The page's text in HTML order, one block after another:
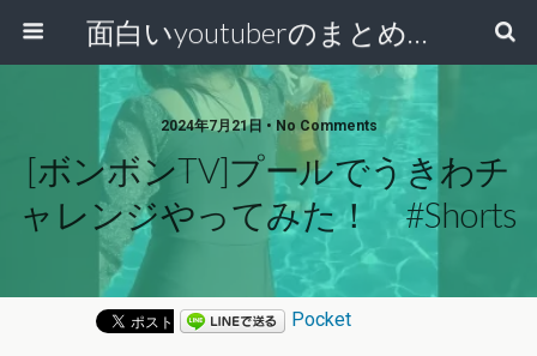
面白いyoutuberのまとめ動画
2024年7月21日 • No Comments
[ボンボンTV]プールでうきわチ
ャレンジやってみた！ #shorts
Pocket